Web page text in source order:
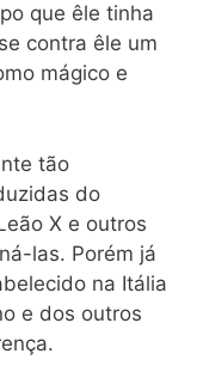
que êle tinha
contra êle um
mágico e
tão
do
X e outros
las. Porém já
na Itália
e dos outros